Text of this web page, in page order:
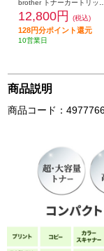
12,800円 (税込)
128円分ポイント還元
10営業日
商品説明
商品コード：